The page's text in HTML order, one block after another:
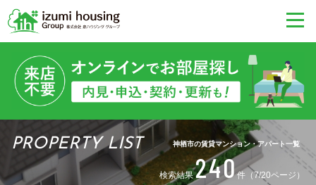
PROPERTY LIST 神栖市の賃貸マンション・アパート一覧
検索結果240件（7/20ページ）